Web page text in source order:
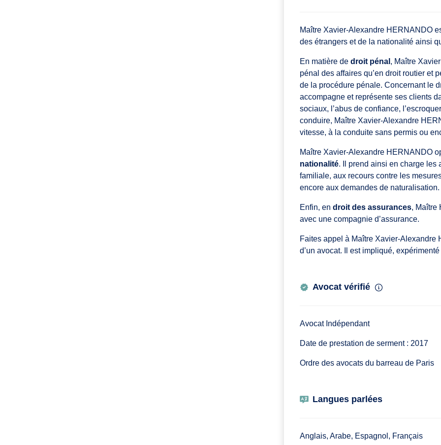
Maître Xavier-Alexandre HERNANDO
des étrangers et de la nationalité ainsi
En matière de droit pénal , Maître
pénal des affaires qu’en droit routier et
de la procédure pénale. Concernant le
accompagne et représente ses clients
sociaux, l’abus de confiance,
conduire, Maître Xavier-Alexandre
vitesse, à la conduite sans permis ou
Maître Xavier-Alexandre HERNANDO
nationalité. Il prend ainsi en charge les
familiale, aux recours contre les
encore aux demandes de naturalisation.
Enfin, en droit des assurances, Maître
avec une compagnie d’assurance.
Faites appel à Maître Xavier-Alexandre
d’un avocat. Il est impliqué,
Avocat vérifié
Avocat Indépendant
Date de prestation de serment : 2017
Ordre des avocats du barreau de Paris
Langues parlées
Anglais, Arabe, Espagnol, Français